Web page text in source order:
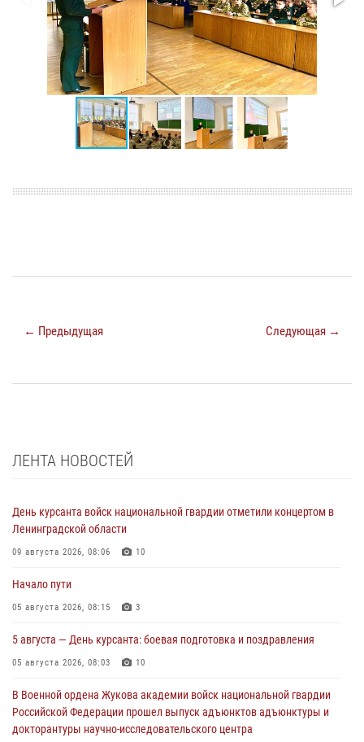
← Предыдущая Следующая →
ЛЕНТА НОВОСТЕЙ
День курсанта войск национальной гвардии отметили концертом в
Ленинградской области
09 августа 2026, 08:06 10
Начало пути
05 августа 2026, 08:15 3
5 августа — День курсанта: боевая подготовка и поздравления
05 августа 2026, 08:03 10
В Военной ордена Жукова академии войск национальной гвардии
Российской Федерации прошел выпуск адъюнктов адъюнктуры и
докторантуры научно-исследовательского центра